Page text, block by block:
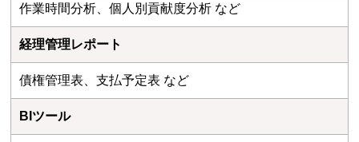
作業時間分析、個人別貢献度分析 など
経理管理レポート
債権管理表、支払予定表 など
BIツール